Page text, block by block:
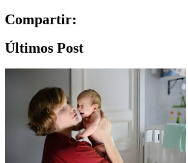
Compartir:
Últimos Post